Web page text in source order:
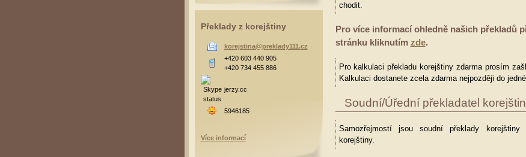
chodit.
Pro více informací ohledně našich překladů
stránku kliknutím zde.
Pro kalkulaci překladu korejštiny zdarma prosím
Kalkulaci dostanete zcela zdarma nejpozději do
Soudní/Úřední překladatel
Samozřejmostí jsou soudní překlady korejštiny
korejštiny.
Překlady z korejštiny
korejstina@preklady111.cz
+420 603 440 905
+420 734 455 886
jerzy.cc
5946185
Více informací